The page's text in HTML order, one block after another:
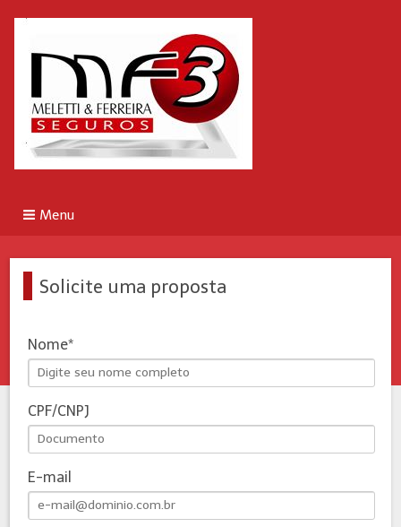
Menu
Solicite uma proposta
Nome
CPF/CNPJ
E-mail